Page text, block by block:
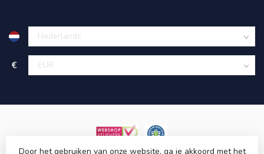
€
Door het gebruiken van onze website, ga je akkoord met het